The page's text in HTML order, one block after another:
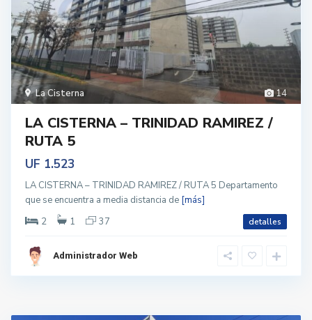
14
La Cisterna
LA CISTERNA – TRINIDAD RAMIREZ /
RUTA 5
UF 1.523
LA CISTERNA – TRINIDAD RAMIREZ / RUTA 5 Departamento
que se encuentra a media distancia de [más]
2
1 37 detalles
Administrador Web